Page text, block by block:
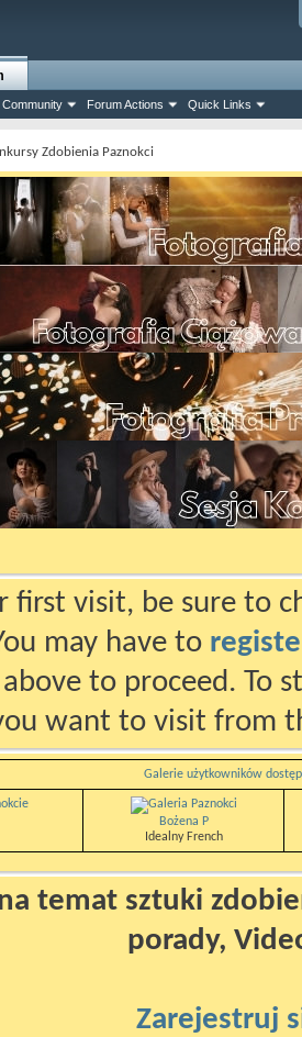
Community Forum Actions Quick Links
Zdobienia Paznokci
first visit, be sure to
may have to
to proceed. To
want to visit from
Galerie użytkowników
Bożena P
Idealny French
temat sztuki
porady,
Zarejestruj